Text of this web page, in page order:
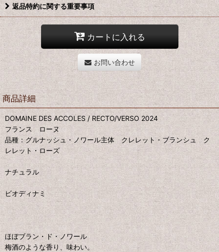
返品特約に関する重要事項
カートに入れる
お問い合わせ
商品詳細
DOMAINE DES ACCOLES / RECTO/VERSO 2024
フランス ローヌ
品種：グルナッシュ・ノワール主体 クレレット・ブランシュ ク
レレット・ローズ
ナチュラル
ビオディナミ
ほぼブラン・ド・ノワール
梅酒のような香り、味わい。